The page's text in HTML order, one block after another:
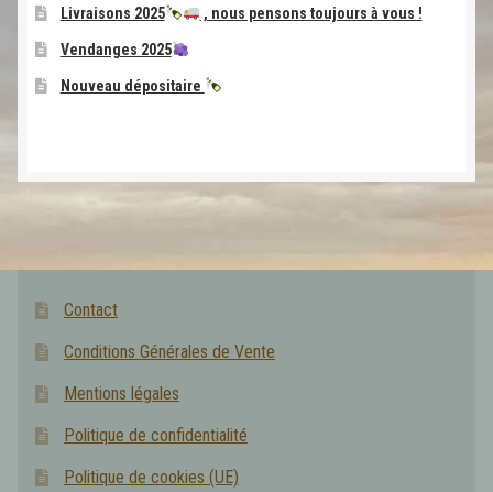
Livraisons 2025 , nous pensons toujours à vous !
Vendanges 2025
Nouveau dépositaire
Contact
Conditions Générales de Vente
Mentions légales
Politique de confidentialité
Politique de cookies (UE)